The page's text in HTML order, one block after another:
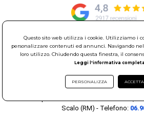
© Elettroservice Spa - Sede Legale: Via
00015 Monterotondo
Sociale 1.600.000,00 Euro i.v. Iscritto al
Roma REA: RM-
Scalo (RM) - Telefono:
Questo sito web utilizza i cookie. Utilizziamo i
personalizzare contenuti ed annunci. Navigando
loro utilizzo. Chiudendo questa finestra, il
Leggi l'informativa completa
PERSONALIZZA